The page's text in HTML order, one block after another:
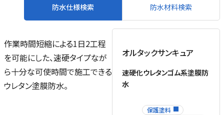
防水仕様検索 防水材料検索
作業時間短縮による1日2工程
を可能にした、速硬タイプなが
ら十分な可使時間で施工できる
ウレタン塗膜防水。
オルタックサンキュア
速硬化ウレタンゴム系塗膜防
水
保護塗料